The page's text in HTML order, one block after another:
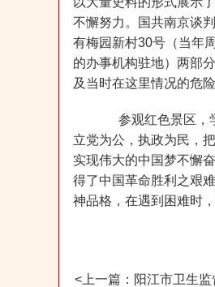
不懈努力。国共南京谈
有梅园新村30号（当年
的办事机构驻地）两部
及当时在这里情况的危险
参观红色景区，
立党为公，执政为民，
实现伟大的中国梦不懈
得了中国革命胜利之艰
神品格，在遇到困难时
<上一篇：阳江市卫生